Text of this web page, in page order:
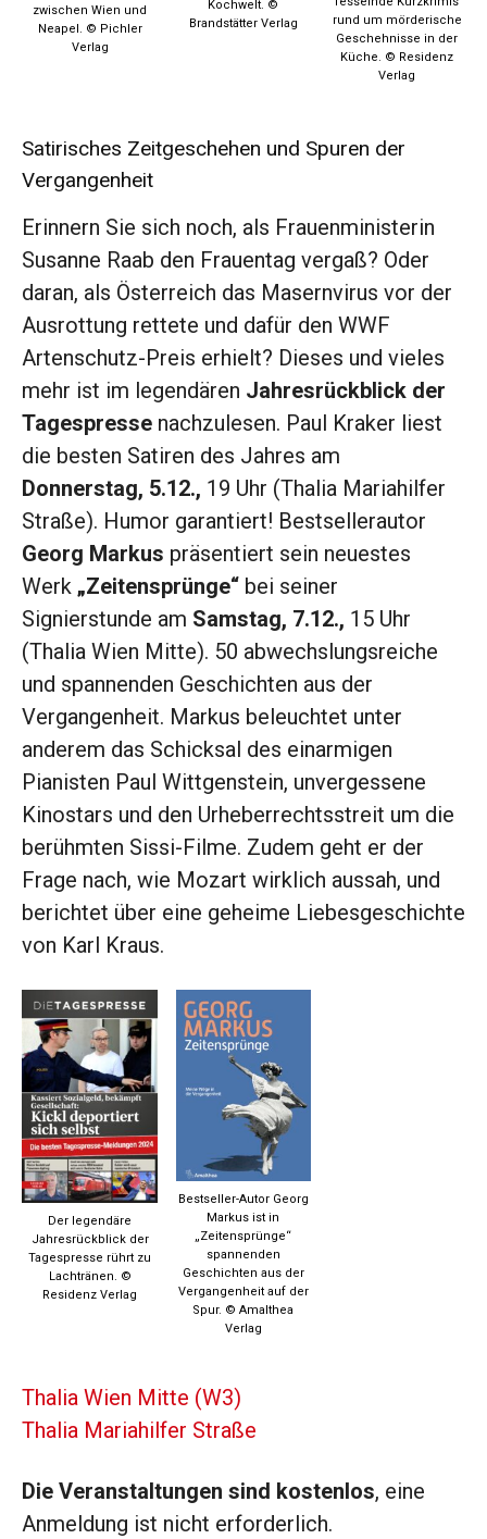
zwischen Wien und
Neapel. © Pichler
Verlag
Kochwelt. ©
Brandstätter Verlag
rund um mörderische
Geschehnisse in der
Küche. © Residenz
Verlag
Satirisches Zeitgeschehen und Spuren der
Vergangenheit
Erinnern Sie sich noch, als Frauenministerin
Susanne Raab den Frauentag vergaß? Oder
daran, als Österreich das Masernvirus vor der
Ausrottung rettete und dafür den WWF
Artenschutz-Preis erhielt? Dieses und vieles
mehr ist im legendären Jahresrückblick der
Tagespresse nachzulesen. Paul Kraker liest
die besten Satiren des Jahres am
Donnerstag, 5.12., 19 Uhr (Thalia Mariahilfer
Straße). Humor garantiert! Bestsellerautor
Georg Markus präsentiert sein neuestes
Werk „Zeitensprünge“ bei seiner
Signierstunde am Samstag, 7.12., 15 Uhr
(Thalia Wien Mitte). 50 abwechslungsreiche
und spannenden Geschichten aus der
Vergangenheit. Markus beleuchtet unter
anderem das Schicksal des einarmigen
Pianisten Paul Wittgenstein, unvergessene
Kinostars und den Urheberrechtsstreit um die
berühmten Sissi-Filme. Zudem geht er der
Frage nach, wie Mozart wirklich aussah, und
berichtet über eine geheime Liebesgeschichte
von Karl Kraus.
Der legendäre
Jahresrückblick der
Tagespresse rührt zu
Lachtränen. ©
Residenz Verlag
Bestseller-Autor Georg
Markus ist in
„Zeitensprünge“
spannenden
Geschichten aus der
Vergangenheit auf der
Spur. © Amalthea
Verlag
Thalia Wien Mitte (W3)
Thalia Mariahilfer Straße
Die Veranstaltungen sind kostenlos, eine
Anmeldung ist nicht erforderlich.